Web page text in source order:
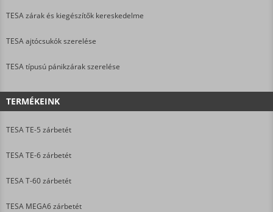
TESA zárak és kiegészítők kereskedelme
TESA ajtócsukók szerelése
TESA típusú pánikzárak szerelése
TERMÉKEINK
TESA TE-5 zárbetét
TESA TE-6 zárbetét
TESA T-60 zárbetét
TESA MEGA6 zárbetét